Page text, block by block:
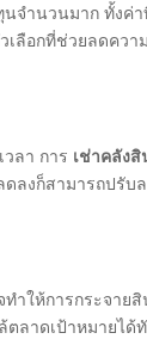
นจำนวนมาก ทั้ง
เลือกที่ช่วยลดควา
ลา การ เช่าคลังสิ
งก็สามารถปรับ
ทำให้การกระจา
ตลาดเป้าหมายไ